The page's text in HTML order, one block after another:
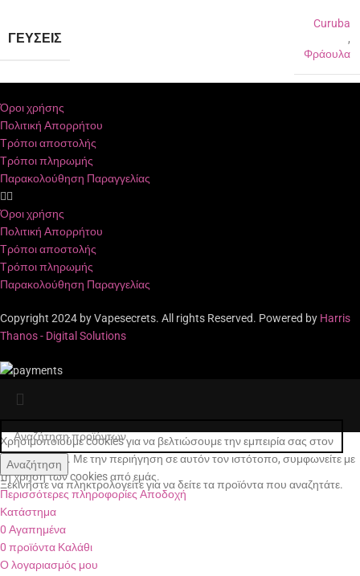
ΓΕΎΣΕΙΣ
Curuba
,
Φράουλα
Όροι χρήσης
Πολιτική Απορρήτου
Τρόποι αποστολής
Τρόποι πληρωμής
Παρακολούθηση Παραγγελίας
Όροι χρήσης
Πολιτική Απορρήτου
Τρόποι αποστολής
Τρόποι πληρωμής
Παρακολούθηση Παραγγελίας
Copyright 2024 by Vapesecrets. All rights Reserved. Powered by Harris
Thanos - Digital Solutions
Αναζήτηση
Ξεκινήστε να πληκτρολογείτε για να δείτε τα προϊόντα που αναζητάτε.
Χρησιμοποιούμε cookies για να βελτιώσουμε την εμπειρία σας στον
ιστότοπό μας. Με την περιήγηση σε αυτόν τον ιστότοπο, συμφωνείτε με
τη χρήση των cookies από εμάς.
Περισσότερες πληροφορίες Αποδοχή
Κατάστημα
0 Αγαπημένα
0 προϊόντα Καλάθι
Ο λογαριασμός μου